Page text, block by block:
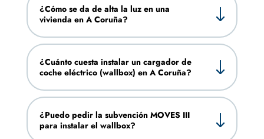
¿Cómo se da de alta la luz en una
vivienda en A Coruña?
¿Cuánto cuesta instalar un cargador de
coche eléctrico (wallbox) en A Coruña?
¿Puedo pedir la subvención MOVES III
para instalar el wallbox?